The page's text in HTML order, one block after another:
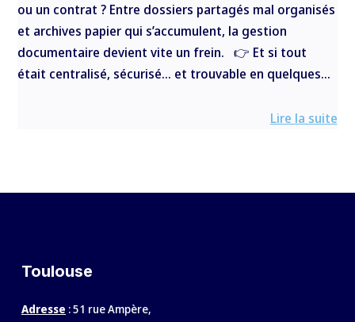
ou un contrat ? Entre dossiers partagés mal organisés
et archives papier qui s’accumulent, la gestion
documentaire devient vite un frein. 👉 Et si tout
était centralisé, sécurisé… et trouvable en quelques...
Lire la suite
Toulouse
Adresse : 51 rue Ampère,